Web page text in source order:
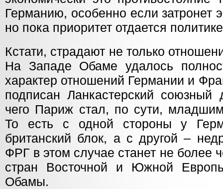
Германию, особенно если затронет
но пока приоритет отдается
Кстати, страдают не только
На Западе Обаме удалось
характер отношений Германии и
подписан Ланкастерский союзный
чего Париж стал, по сути,
То есть с одной стороны у
британский блок, а с другой –
ФРГ в этом случае станет не более
стран Восточной и Южной
Обамы.